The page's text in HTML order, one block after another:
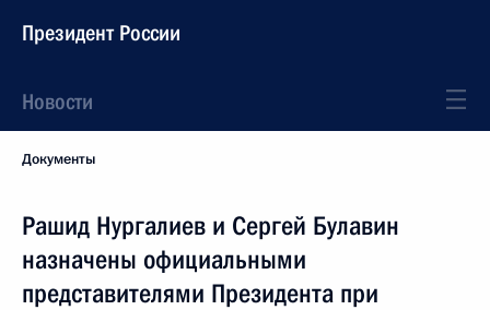
Президент России
Новости
Документы
Рашид Нургалиев и Сергей Булавин
назначены официальными
представителями Президента при